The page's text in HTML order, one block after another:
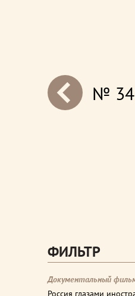
next№
ФИЛЬТР
Документальный
Россия глазами